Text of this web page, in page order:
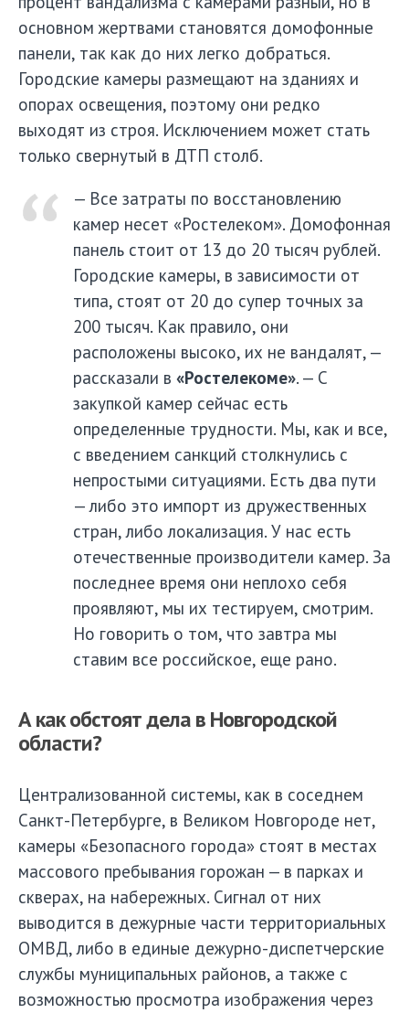
основном жертвами становятся домофонные
панели, так как до них легко добраться.
Городские камеры размещают на зданиях и
опорах освещения, поэтому они редко
выходят из строя. Исключением может стать
только свернутый в ДТП столб.
— Все затраты по восстановлению
камер несет «Ростелеком». Домофонная
панель стоит от 13 до 20 тысяч рублей.
Городские камеры, в зависимости от
типа, стоят от 20 до супер точных за
200 тысяч. Как правило, они
расположены высоко, их не вандалят, —
рассказали в «Ростелекоме». — С
закупкой камер сейчас есть
определенные трудности. Мы, как и все,
с введением санкций столкнулись с
непростыми ситуациями. Есть два пути
— либо это импорт из дружественных
стран, либо локализация. У нас есть
отечественные производители камер. За
последнее время они неплохо себя
проявляют, мы их тестируем, смотрим.
Но говорить о том, что завтра мы
ставим все российское, еще рано.
А как обстоят дела в Новгородской
области?
Централизованной системы, как в соседнем
Санкт-Петербурге, в Великом Новгороде нет,
камеры «Безопасного города» стоят в местах
массового пребывания горожан — в парках и
скверах, на набережных. Сигнал от них
выводится в дежурные части территориальных
ОМВД, либо в единые дежурно-диспетчерские
службы муниципальных районов, а также с
возможностью просмотра изображения через